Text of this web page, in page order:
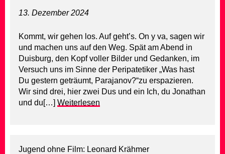
13. Dezember 2024
Kommt, wir gehen los. Auf geht’s. On y va, sagen wir
und machen uns auf den Weg. Spät am Abend in
Duisburg, den Kopf voller Bilder und Gedanken, im
Versuch uns im Sinne der Peripatetiker „Was hast
Du gestern geträumt, Parajanov?“zu erspazieren.
Wir sind drei, hier zwei Dus und ein Ich, du Jonathan
und du[…] Weiterlesen
Jugend ohne Film: Leonard Krähmer